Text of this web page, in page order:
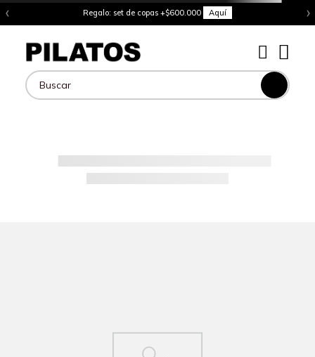
‹ Regalo: set de copas +$600.000 Aquí ›
Buscar